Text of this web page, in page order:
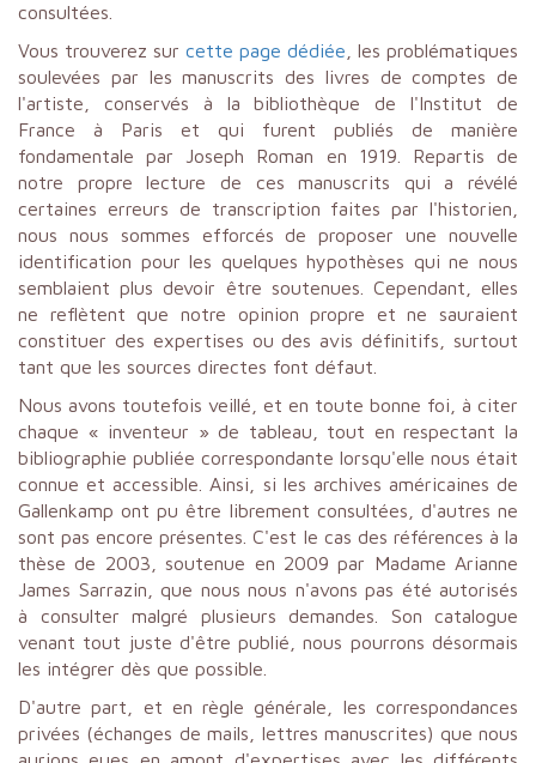
consultées.
Vous trouverez sur cette page dédiée , les problématiques
soulevées par les manuscrits des livres de comptes de
l'artiste, conservés à la bibliothèque de l'Institut de
France à Paris et qui furent publiés de manière
fondamentale par Joseph Roman en 1919. Repartis de
notre propre lecture de ces manuscrits qui a révélé
certaines erreurs de transcription faites par l'historien,
nous nous sommes efforcés de proposer une nouvelle
identification pour les quelques hypothèses qui ne nous
semblaient plus devoir être soutenues. Cependant, elles
ne reflètent que notre opinion propre et ne sauraient
constituer des expertises ou des avis définitifs, surtout
tant que les sources directes font défaut.
Nous avons toutefois veillé, et en toute bonne foi, à citer
chaque « inventeur » de tableau, tout en respectant la
bibliographie publiée correspondante lorsqu'elle nous était
connue et accessible. Ainsi, si les archives américaines de
Gallenkamp ont pu être librement consultées, d'autres ne
sont pas encore présentes. C'est le cas des références à la
thèse de 2003, soutenue en 2009 par Madame Arianne
James Sarrazin, que nous nous n'avons pas été autorisés
à consulter malgré plusieurs demandes. Son catalogue
venant tout juste d'être publié, nous pourrons désormais
les intégrer dès que possible.
D'autre part, et en règle générale, les correspondances
privées (échanges de mails, lettres manuscrites) que nous